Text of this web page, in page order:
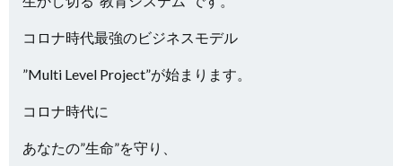
コロナ時代最強のビジネスモデル
”Multi Level Project”が始まります。
コロナ時代に
あなたの”生命”を守り、